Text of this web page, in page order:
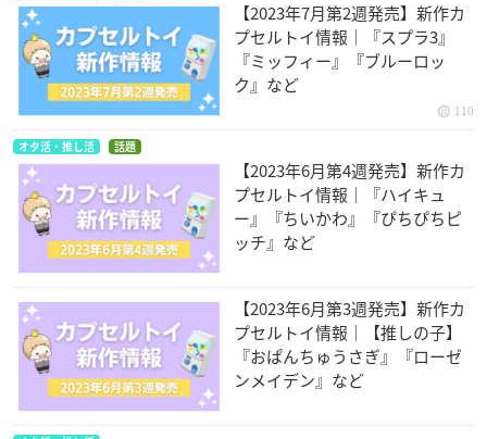
【2023年7月第2週発売】新作カ
プセルトイ情報｜『スプラ3』
『ミッフィー』『ブルーロッ
ク』など
110
オタ活・推し活 話題
【2023年6月第4週発売】新作カ
プセルトイ情報｜『ハイキュ
ー』『ちいかわ』『ぴちぴちピ
ッチ』など
【2023年6月第3週発売】新作カ
プセルトイ情報｜【推しの子】
『おぱんちゅうさぎ』『ローゼ
ンメイデン』など